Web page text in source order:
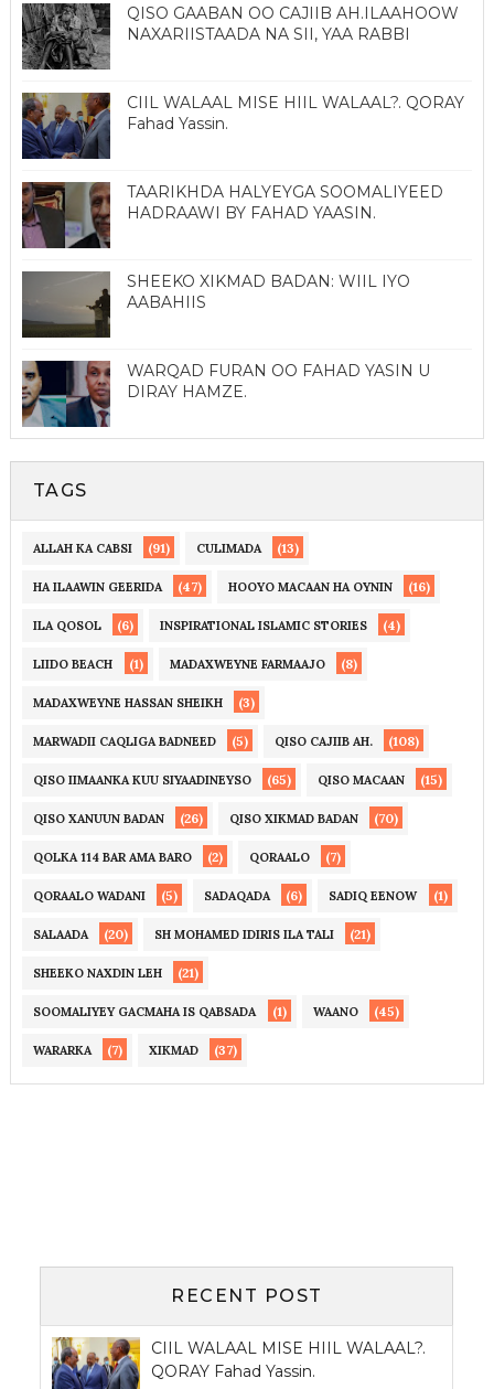
QISO GAABAN OO CAJIIB AH.ILAAHOOW
NAXARIISTAADA NA SII, YAA RABBI
CIIL WALAAL MISE HIIL WALAAL?. QORAY
Fahad Yassin.
TAARIKHDA HALYEYGA SOOMALIYEED
HADRAAWI BY FAHAD YAASIN.
SHEEKO XIKMAD BADAN: WIIL IYO
AABAHIIS
WARQAD FURAN OO FAHAD YASIN U
DIRAY HAMZE.
TAGS
ALLAH KA CABSI (91) CULIMADA (13)
HA ILAAWIN GEERIDA (47) HOOYO MACAAN HA OYNIN (16)
ILA QOSOL (6) INSPIRATIONAL ISLAMIC STORIES (4)
LIIDO BEACH (1) MADAXWEYNE FARMAAJO (8)
MADAXWEYNE HASSAN SHEIKH (3)
MARWADII CAQLIGA BADNEED (5) QISO CAJIIB AH. (108)
QISO IIMAANKA KUU SIYAADINEYSO (65) QISO MACAAN (15)
QISO XANUUN BADAN (26) QISO XIKMAD BADAN (70)
QOLKA 114 BAR AMA BARO (2) QORAALO (7)
QORAALO WADANI (5) SADAQADA (6) SADIQ EENOW (1)
SALAADA (20) SH MOHAMED IDIRIS ILA TALI (21)
SHEEKO NAXDIN LEH (21)
SOOMALIYEY GACMAHA IS QABSADA (1) WAANO (45)
WARARKA (7) XIKMAD (37)
RECENT POST
CIIL WALAAL MISE HIIL WALAAL?.
QORAY Fahad Yassin.